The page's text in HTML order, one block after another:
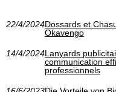
22/4/2024Dossards et
Okavengo
14/4/2024Lanyards
communication
professionnels